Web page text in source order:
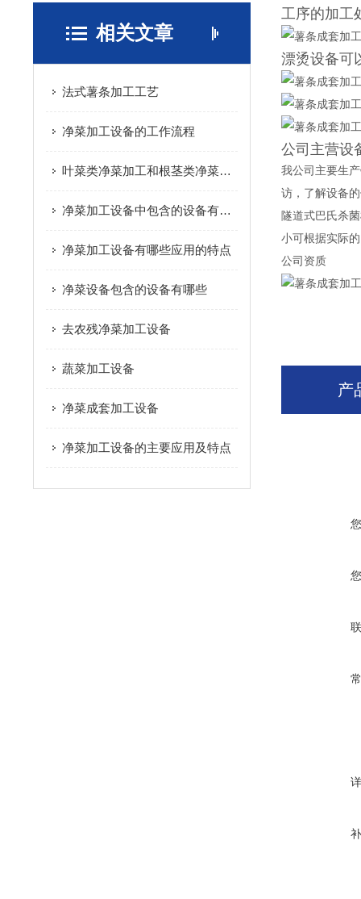
相关文章
法式薯条加工工艺
净菜加工设备的工作流程
叶菜类净菜加工和根茎类净菜加工这个两种模式的区别是什么？
净菜加工设备中包含的设备有哪些
净菜加工设备有哪些应用的特点
净菜设备包含的设备有哪些
去农残净菜加工设备
蔬菜加工设备
净菜成套加工设备
净菜加工设备的主要应用及特点
工序的加工
漂烫设备可
公司主营设
我公司主要生
访，了解设备
隧道式巴氏杀
小可根据实际
公司资质
产